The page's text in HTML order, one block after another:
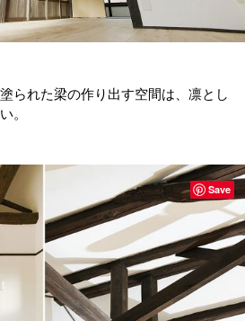
られた梁の作り出す空間は、凛とし
。
Save